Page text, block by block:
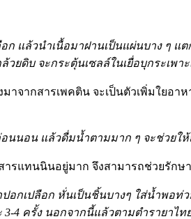
ก แล้วนำเนื้อมาฝานเป็นแผ่นบาง ๆ แ
ยดิบ จะกระตุ้นเซลล์ในเยื่อบุกระเพ
าจากสารเพคติน จะเป็นตัวเพิ่มใยอา
อนนอน แล้วดื่มน้ำตามมาก ๆ จะช่วยใ
ารแทนนินอยู่มาก จึงสามารถช่วยรักษ
อกเปลือก หั่นเป็นชิ้นบางๆ ใส่น้ำพอท่
4 ครั้ง นอกจากนี้แล้วตามตำรายา